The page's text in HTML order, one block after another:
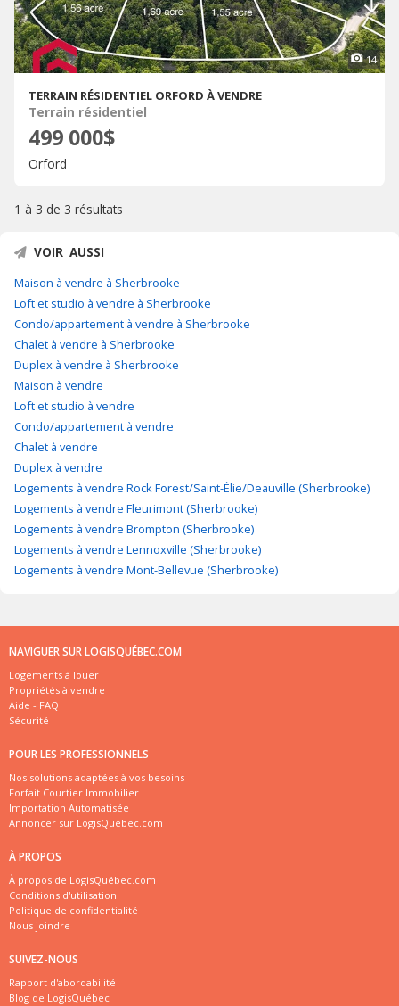
14
TERRAIN RÉSIDENTIEL ORFORD À VENDRE
Terrain résidentiel
499 000$
Orford
1 à 3 de 3 résultats
VOIR AUSSI
Maison à vendre à Sherbrooke
Loft et studio à vendre à Sherbrooke
Condo/appartement à vendre à Sherbrooke
Chalet à vendre à Sherbrooke
Duplex à vendre à Sherbrooke
Maison à vendre
Loft et studio à vendre
Condo/appartement à vendre
Chalet à vendre
Duplex à vendre
Logements à vendre Rock Forest/Saint-Élie/Deauville (Sherbrooke)
Logements à vendre Fleurimont (Sherbrooke)
Logements à vendre Brompton (Sherbrooke)
Logements à vendre Lennoxville (Sherbrooke)
Logements à vendre Mont-Bellevue (Sherbrooke)
NAVIGUER SUR LOGISQUÉBEC.COM
Logements à louer
Propriétés à vendre
Aide - FAQ
Sécurité
POUR LES PROFESSIONNELS
Nos solutions adaptées à vos besoins
Forfait Courtier Immobilier
Importation Automatisée
Annoncer sur LogisQuébec.com
À PROPOS
À propos de LogisQuébec.com
Conditions d'utilisation
Politique de confidentialité
Nous joindre
SUIVEZ-NOUS
Rapport d'abordabilité
Blog de LogisQuébec